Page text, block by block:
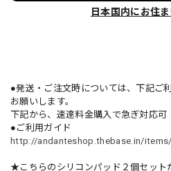
日本国内にお住
●発送・ご注文時については、下記ご
お願いします。
下記から、速達料金購入で急ぎ対応可
●ご利用ガイド
http://andanteshop.thebase.in/
★こちらのシリコンパッド２個セット